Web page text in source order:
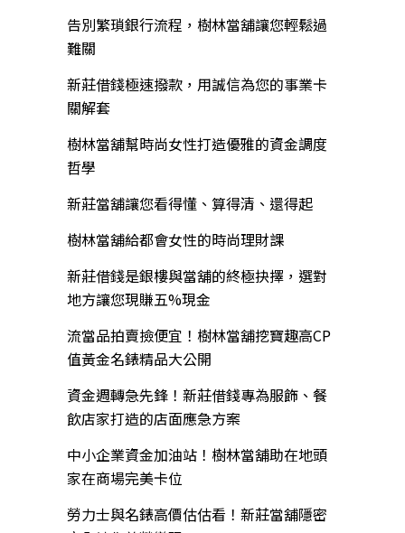
告別繁瑣銀行流程，樹林當舖讓您輕鬆過
難關
新莊借錢極速撥款，用誠信為您的事業卡
關解套
樹林當舖幫時尚女性打造優雅的資金調度
哲學
新莊當舖讓您看得懂、算得清、還得起
樹林當舖給都會女性的時尚理財課
新莊借錢是銀樓與當舖的終極抉擇，選對
地方讓您現賺五%現金
流當品拍賣撿便宜！樹林當舖挖寶趣高CP
值黃金名錶精品大公開
資金週轉急先鋒！新莊借錢專為服飾、餐
飲店家打造的店面應急方案
中小企業資金加油站！樹林當舖助在地頭
家在商場完美卡位
勞力士與名錶高價估估看！新莊當舖隱密